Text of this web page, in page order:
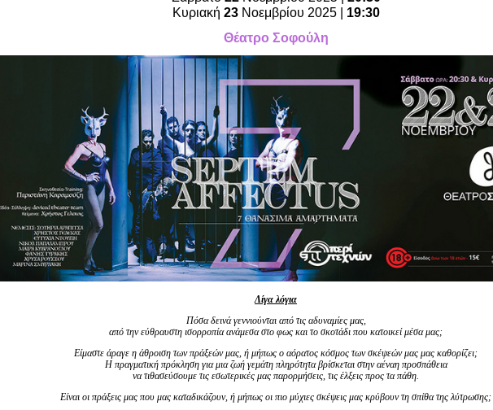
Είσοδος διαχειριστή
Κυριακή 23 Νοεμβρίου 2025 | 19:30
Θέατρο Σοφούλη
Λίγα λόγια
Πόσα δεινά γεννιούνται από τις αδυναμίες μας,
από την εύθραυστη ισορροπία ανάμεσα στο φως και το σκοτάδι που κατοικεί μέσα μας;
Είμαστε άραγε η άθροιση των πράξεών μας, ή μήπως ο αόρατος κόσμος των σκέψεών μας μας καθορίζει;
Η πραγματική πρόκληση για μια ζωή γεμάτη πληρότητα βρίσκεται στην αέναη προσπάθεια
να τιθασεύσουμε τις εσωτερικές μας παρορμήσεις, τις έλξεις προς τα πάθη.
Είναι οι πράξεις μας που μας καταδικάζουν, ή μήπως οι πιο μύχιες σκέψεις μας κρύβουν τη σπίθα της λύτρωσης;